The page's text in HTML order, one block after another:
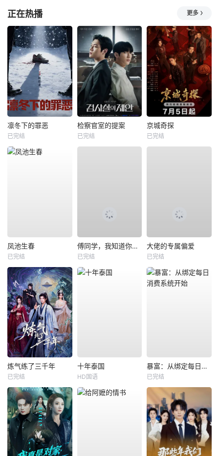
正在热播 更多
凛冬下的罪恶
已完结
检察官室的提案
已完结
京城奇探
已完结
凤池生春
已完结
傅同学，我知道你暗恋我
已完结
大佬的专属偏爱
已完结
炼气练了三千年
已完结
十年泰国
HD国语
暴富：从绑定每日消费系统开始
已完结